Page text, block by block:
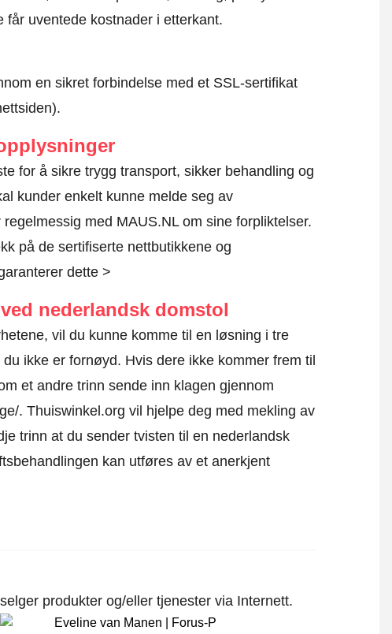
uventede kostnader i etterkant.
en sikret forbindelse med et SSL-sertifikat
for å sikre trygg transport, sikker behandling og
kunder enkelt kunne melde seg av
med MAUS.NL om sine forpliktelser.
på de sertifiserte nettbutikkene og
dette >
nederlandsk domstol
vil du kunne komme til en løsning i tre
ikke er fornøyd. Hvis dere ikke kommer frem til
et andre trinn sende inn klagen gjennom
. Thuiswinkel.org vil hjelpe deg med mekling av
trinn at du sender tvisten til en nederlandsk
kan utføres av et anerkjent
produkter og/eller tjenester via Internett.